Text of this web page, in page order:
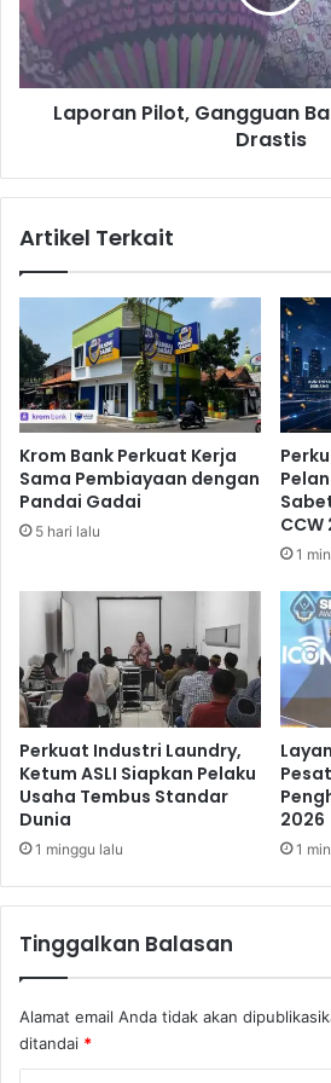
p
,
I
n
j
k
u
s
n
y
a
a
n
P
i
a
u
a
n
B
l
o
U
a
T
u
r
u
n
D
r
a
s
Laporan Pilot, Gangguan
Drastis
Artikel Terkait
Krom Bank Perkuat Kerja
Sama Pembiayaan dengan
Pandai Gadai
5 hari lalu
CCW
1
Perkuat Industri Laundry,
Ketum ASLI Siapkan Pelaku
Usaha Tembus Standar
Dunia
1 minggu lalu
2026
1
Tinggalkan Balasan
Alamat email Anda tidak akan
ditandai *